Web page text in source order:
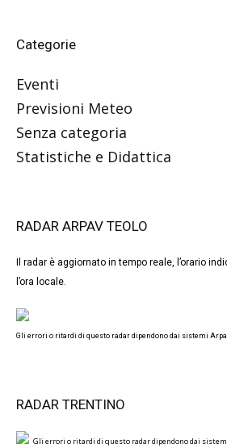
Categorie
Eventi
Previsioni Meteo
Senza categoria
Statistiche e Didattica
RADAR ARPAV TEOLO
Il radar è aggiornato in tempo reale, l’orario
l’ora locale.
Gli errori o ritardi di questo radar dipendono dai sistemi
RADAR TRENTINO
Gli errori o ritardi di questo radar dipendono dai